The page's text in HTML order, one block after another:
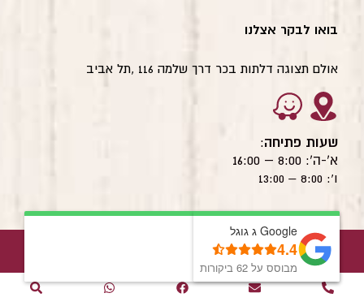
בואו לבקר אצלנו
אולם תצוגה דלתות בכר דרך שלמה 116 ,תל אביב
שעות פתיחה:
א'-ה': 8:00 – 16:00
ו': 8:00 – 13:00
© כל הזכויות שמורות לדלתות בכר 2022
עיצוב אתרים,
Google ג גוגל
4.4
מבוסס על 62 ביקורות
Google ג גוגל
4.4
מבוסס על 62 ביקורות